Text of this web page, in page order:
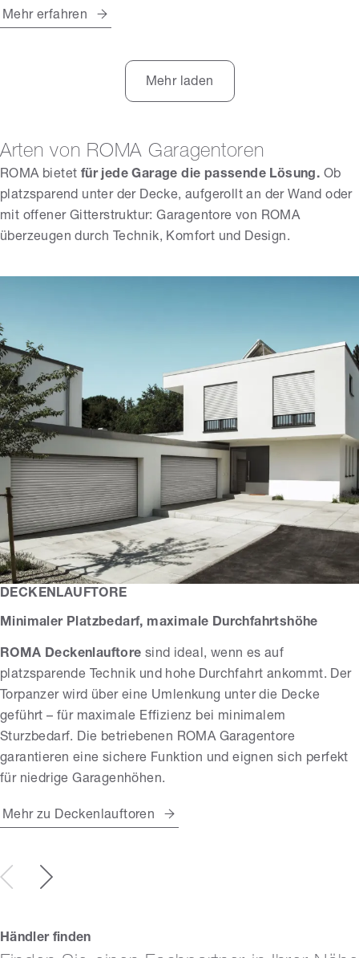
Mehr erfahren
Mehr laden
Arten von ROMA Garagentoren
ROMA bietet für jede Garage die passende Lösung. Ob
platzsparend unter der Decke, aufgerollt an der Wand oder
mit offener Gitterstruktur: Garagentore von ROMA
überzeugen durch Technik, Komfort und Design.
DECKENLAUFTORE
Minimaler Platzbedarf, maximale Durchfahrtshöhe
ROMA Deckenlauftore sind ideal, wenn es auf
platzsparende Technik und hohe Durchfahrt ankommt. Der
Torpanzer wird über eine Umlenkung unter die Decke
geführt – für maximale Effizienz bei minimalem
Sturzbedarf. Die betriebenen ROMA Garagentore
garantieren eine sichere Funktion und eignen sich perfekt
für niedrige Garagenhöhen.
Mehr zu Deckenlauftoren
Händler finden